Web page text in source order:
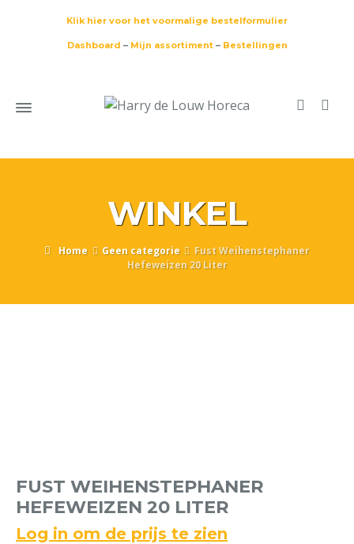
Klik hier voor het voormalige bestelformulier
Dashboard – Mijn assortiment– Bestellingen
WINKEL
Home Geen categorie
Fust Weihenstephaner
Hefeweizen 20 Liter
FUST WEIHENSTEPHANER
HEFEWEIZEN 20 LITER
Log in om de prijs te zien